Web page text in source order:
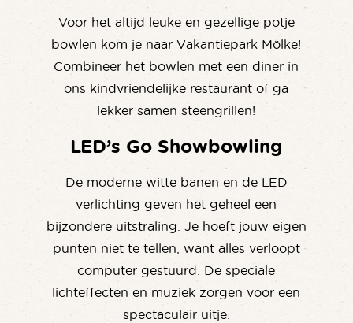
Voor het altijd leuke en gezellige potje
bowlen kom je naar Vakantiepark Mölke!
Combineer het bowlen met een diner in
ons kindvriendelijke restaurant of ga
lekker samen steengrillen!
LED’s Go Showbowling
De moderne witte banen en de LED
verlichting geven het geheel een
bijzondere uitstraling. Je hoeft jouw eigen
punten niet te tellen, want alles verloopt
computer gestuurd. De speciale
lichteffecten en muziek zorgen voor een
spectaculair uitje.